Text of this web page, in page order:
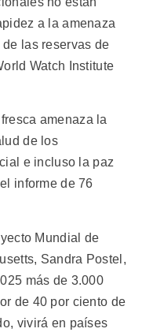
a la amenaza
las reservas de
Watch Institute
amenaza la
de los
e incluso la paz
informe de 76
Mundial de
Sandra Postel,
más de 3.000
de 40 por ciento de
vivirá en países